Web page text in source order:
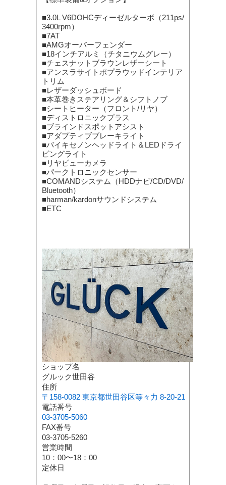
■3.0L V6DOHCディーゼルターボ（211ps/
3400rpm）
■7AT
■AMGオーバーフェンダー
■18インチアルミ（チタニウムグレー）
■チェスナットブラウンレザーシート
■アンスラサイトポプラウッドインテリア
トリム
■レザーダッシュボード
■本革巻きステアリング＆シフトノブ
■シートヒーター（フロント/リヤ）
■ディストロニックプラス
■ブラインドスポットアシスト
■アダプティブブレーキライト
■バイキセノンヘッドライト＆LEDドライ
ビングライト
■リヤビューカメラ
■パークトロニックセンサー
■COMANDシステム（HDDナビ/CD/DVD/
Bluetooth）
■harman/kardonサウンドシステム
■ETC
ショップ名
グルック世田谷
住所
〒158-0082 東京都世田谷区等々力 8-20-21
電話番号
03-3705-5060
FAX番号
03-3705-5260
営業時間
10：00〜18：00
定休日